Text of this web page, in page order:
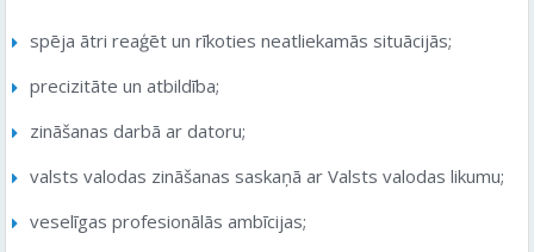
spēja ātri reaģēt un rīkoties neatliekamās situācijās;
precizitāte un atbildība;
zināšanas darbā ar datoru;
valsts valodas zināšanas saskaņā ar Valsts valodas likumu;
veselīgas profesionālās ambīcijas;